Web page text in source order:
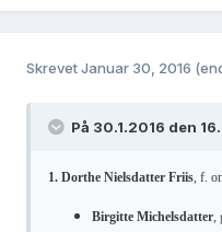
SkrevetJanuar 30, 2016
På 30.1.2016 den
1. Dorthe Nielsdatter Friis, f.
Birgitte Michelsdatter,